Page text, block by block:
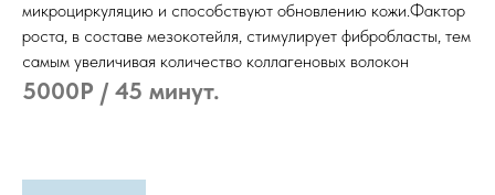
микроциркуляцию и способствуют обновлению кожи.Фактор
роста, в составе мезокотейля, стимулирует фибробласты, тем
самым увеличивая количество коллагеновых волокон
5000Р / 45 минут.